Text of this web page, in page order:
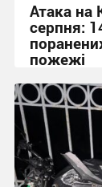
Атака на
серпня:
пожежі
08:41,